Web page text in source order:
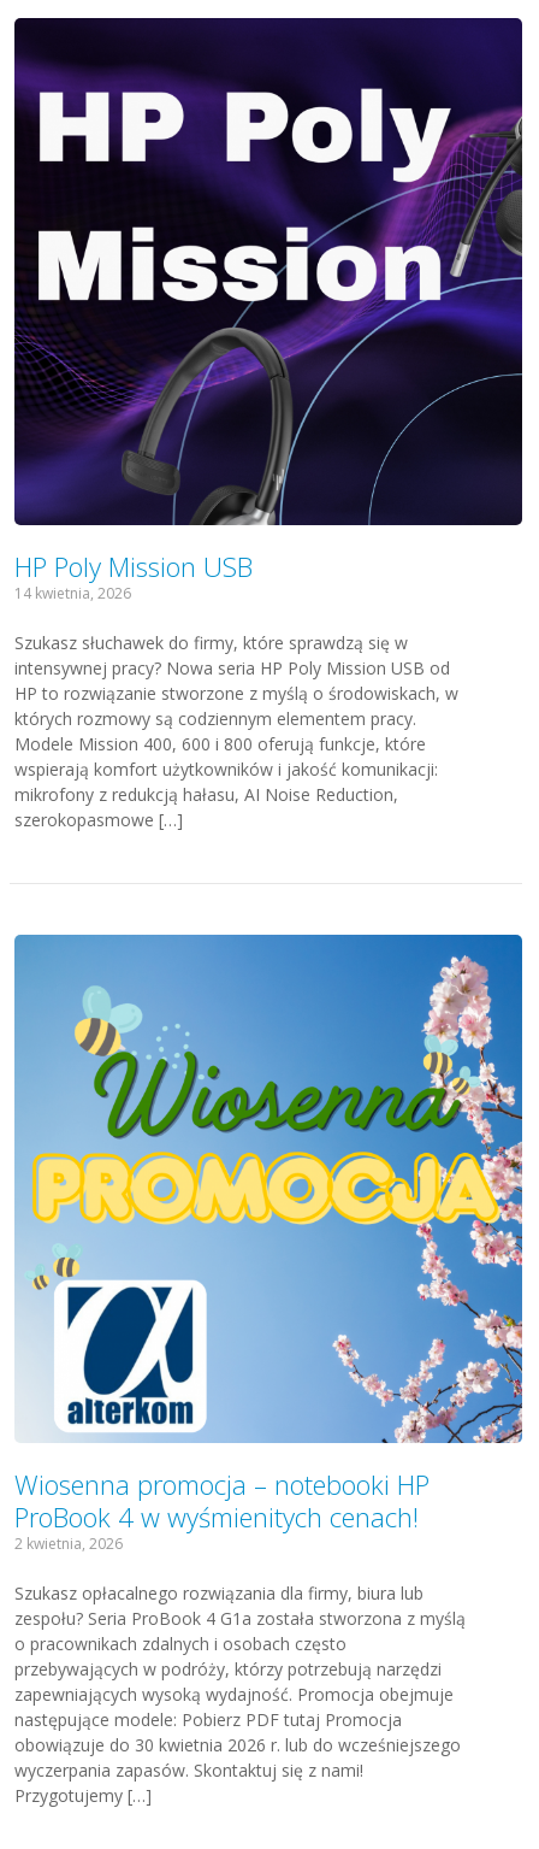
HP Poly Mission USB
14 kwietnia, 2026
Szukasz słuchawek do firmy, które sprawdzą się w
intensywnej pracy? Nowa seria HP Poly Mission USB od
HP to rozwiązanie stworzone z myślą o środowiskach, w
których rozmowy są codziennym elementem pracy.
Modele Mission 400, 600 i 800 oferują funkcje, które
wspierają komfort użytkowników i jakość komunikacji:
mikrofony z redukcją hałasu, AI Noise Reduction,
szerokopasmowe […]
Wiosenna promocja – notebooki HP
ProBook 4 w wyśmienitych cenach!
2 kwietnia, 2026
Szukasz opłacalnego rozwiązania dla firmy, biura lub
zespołu? Seria ProBook 4 G1a została stworzona z myślą
o pracownikach zdalnych i osobach często
przebywających w podróży, którzy potrzebują narzędzi
zapewniających wysoką wydajność. Promocja obejmuje
następujące modele: Pobierz PDF tutaj Promocja
obowiązuje do 30 kwietnia 2026 r. lub do wcześniejszego
wyczerpania zapasów. Skontaktuj się z nami!
Przygotujemy […]